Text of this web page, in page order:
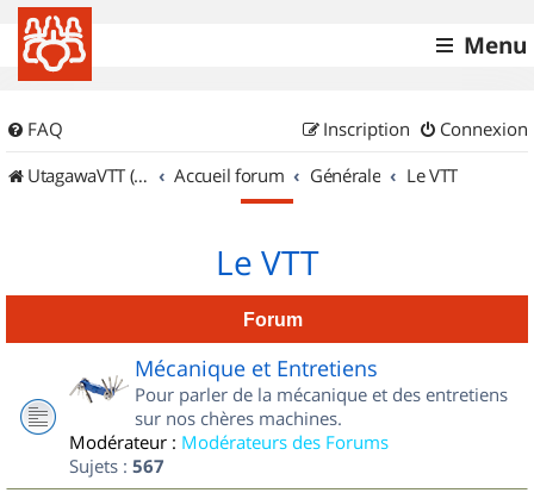
Menu
FAQ Connexion
Inscription
UtagawaVTT (Randos VTT et VTTAE avec traces GPS)
Accueil forum Générale Le VTT
Le VTT
Forum
Mécanique et Entretiens
Pour parler de la mécanique et des entretiens
sur nos chères machines.
Modérateur : Modérateurs des Forums
Sujets : 567